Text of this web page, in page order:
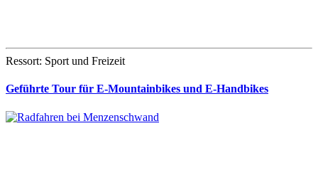
Ressort: Sport und Freizeit
Geführte Tour für E-Mountainbikes und E-Handbikes